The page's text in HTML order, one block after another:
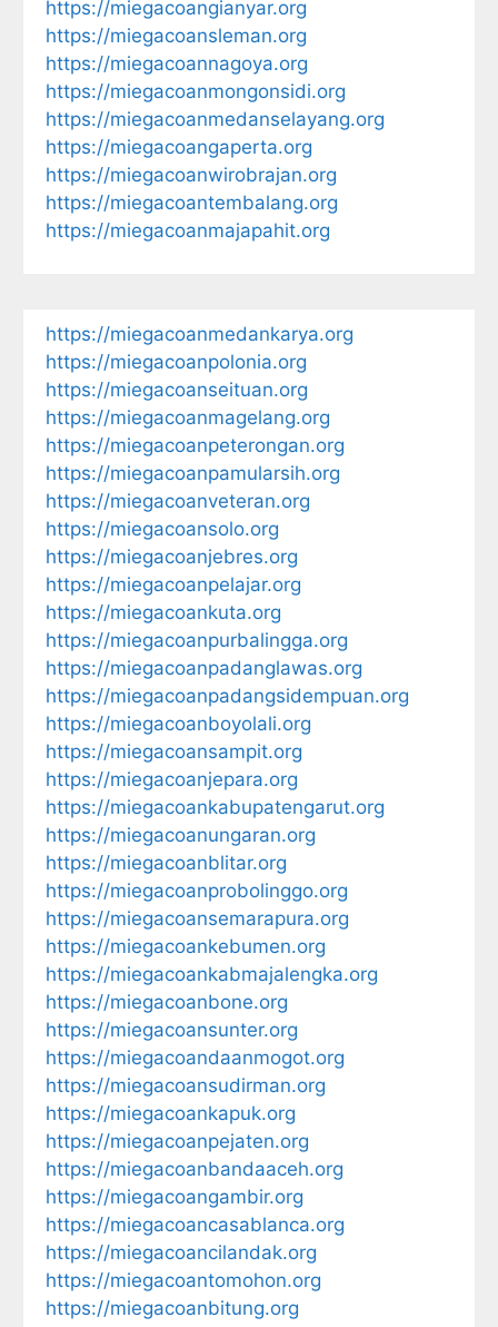
https://miegacoangianyar.org
https://miegacoansleman.org
https://miegacoannagoya.org
https://miegacoanmongonsidi.org
https://miegacoanmedanselayang.org
https://miegacoangaperta.org
https://miegacoanwirobrajan.org
https://miegacoantembalang.org
https://miegacoanmajapahit.org
https://miegacoanmedankarya.org
https://miegacoanpolonia.org
https://miegacoanseituan.org
https://miegacoanmagelang.org
https://miegacoanpeterongan.org
https://miegacoanpamularsih.org
https://miegacoanveteran.org
https://miegacoansolo.org
https://miegacoanjebres.org
https://miegacoanpelajar.org
https://miegacoankuta.org
https://miegacoanpurbalingga.org
https://miegacoanpadanglawas.org
https://miegacoanpadangsidempuan.org
https://miegacoanboyolali.org
https://miegacoansampit.org
https://miegacoanjepara.org
https://miegacoankabupatengarut.org
https://miegacoanungaran.org
https://miegacoanblitar.org
https://miegacoanprobolinggo.org
https://miegacoansemarapura.org
https://miegacoankebumen.org
https://miegacoankabmajalengka.org
https://miegacoanbone.org
https://miegacoansunter.org
https://miegacoandaanmogot.org
https://miegacoansudirman.org
https://miegacoankapuk.org
https://miegacoanpejaten.org
https://miegacoanbandaaceh.org
https://miegacoangambir.org
https://miegacoancasablanca.org
https://miegacoancilandak.org
https://miegacoantomohon.org
https://miegacoanbitung.org